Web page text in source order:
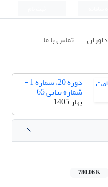
داوران تماس با ما
دوره 20، شماره 1 -
شماره پیاپی 65
بهار 1405
780.06 K